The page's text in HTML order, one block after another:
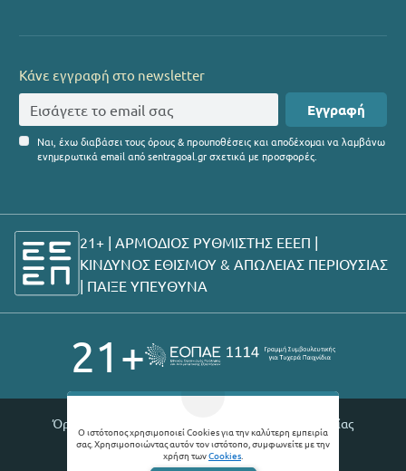
Ο ιστότοπος χρησιμοποιεί Cookies για την καλύτερη εμπειρία
σας. Χρησιμοποιώντας αυτόν τον ιστότοπο, συμφωνείτε με την
χρήση τωνCookies.
Κάνε εγγραφή στο newsletter
Εγγραφή
Ναι, έχω διαβάσει τους όρους & προυποθέσεις και αποδέχομαι να λαμβάνω
ενημερωτικά email από sentragoal.gr σχετικά με προσφορές.
21+ | ΑΡΜΟΔΙΟΣ ΡΥΘΜΙΣΤΗΣ ΕΕΕΠ |
ΚΙΝΔΥΝΟΣ ΕΘΙΣΜΟΥ & ΑΠΩΛΕΙΑΣ ΠΕΡΙΟΥΣΙΑΣ
| ΠΑΙΞΕ ΥΠΕΥΘΥΝΑ
21+
Όροι χρήσης |
Θέσεις εργασίας
© 2026 Sentragoal